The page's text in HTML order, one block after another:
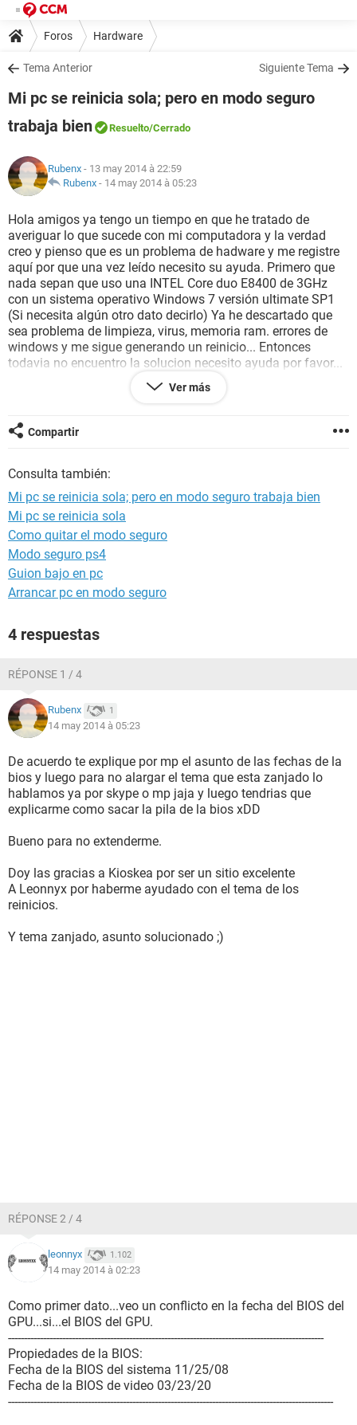
Foros Hardware
Tema Anterior Siguiente Tema
Mi pc se reinicia sola; pero en modo seguro
trabaja bien
Resuelto/Cerrado
Rubenx - 13 may 2014 à 22:59
Rubenx - 14 may 2014 à 05:23
Hola amigos ya tengo un tiempo en que he tratado de
averiguar lo que sucede con mi computadora y la verdad
creo y pienso que es un problema de hadware y me registre
aquí por que una vez leído necesito su ayuda. Primero que
nada sepan que uso una INTEL Core duo E8400 de 3GHz
con un sistema operativo Windows 7 versión ultimate SP1
(Si necesita algún otro dato decirlo) Ya he descartado que
sea problema de limpieza, virus, memoria ram. errores de
windows y me sigue generando un reinicio... Entonces
todavia no encuentro la solucion necesito ayuda por favor...
--------[ EVEREST Home Edition (c) 2003-2005 Lavalys, Inc. ]-----
-------------------------------------------------------
Versión EVEREST v2.20.405/es
Sitio Webhttp://www.lavalys.com/
Tipo de informe Asistente de informes
Ordenador RUBEN-PC
Generador Ruben
Sistema operativo Windows 7 Ultimate Media Center Edition
6.1.7601
Fecha 2014-05-13
Hora 16:26
-----------------------
Ordenador:
Sistema operativo Windows 7 Ultimate Media Center Edition
Service Pack del Sistema Operativo Service Pack 1
Nombre del sistema RUBEN-PC
Nombre de usuario Ruben
Placa base:
Nombre de la Placa Base Desconocido
Memoria del Sistema 2038 MB
Tipo de BIOS AMI (11/25/08)
Puerto de comunicación Puerto de comunicaciones (COM1)
Red:
Realtek RTL8102E/RTL8103E (NDIS 6.20) (192.168.0.101)
Dispositivos USB Dispositivo compuesto USB
Dispositivos USB Dispositivo de entrada USB
Dispositivos USB Microsoft LifeCam VX-5000
Dispositivos USB Microsoft LifeCam VX-5000
--------[ Overclock ]-----------------------------------------------------------------------------
Ver más
Compartir
Consulta también:
Mi pc se reinicia sola; pero en modo seguro trabaja bien
Mi pc se reinicia sola
Como quitar el modo seguro
Modo seguro ps4
Guion bajo en pc
Arrancar pc en modo seguro
4 respuestas
RÉPONSE 1 / 4
Rubenx 1
14 may 2014 à 05:23
De acuerdo te explique por mp el asunto de las fechas de la
bios y luego para no alargar el tema que esta zanjado lo
hablamos ya por skype o mp jaja y luego tendrias que
explicarme como sacar la pila de la bios xDD
Bueno para no extenderme.
Doy las gracias a Kioskea por ser un sitio excelente
A Leonnyx por haberme ayudado con el tema de los
reinicios.
Y tema zanjado, asunto solucionado ;)
RÉPONSE 2 / 4
leonnyx 1.102
14 may 2014 à 02:23
Como primer dato...veo un conflicto en la fecha del BIOS del
GPU...si...el BIOS del GPU.
---------------------------------------------------------------------------------------------------
Propiedades de la BIOS:
Fecha de la BIOS del sistema 11/25/08
Fecha de la BIOS de video 03/23/20
------------------------------------------------------------------------------------------------------